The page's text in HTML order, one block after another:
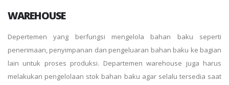
WAREHOUSE
Depertemen yang berfungsi mengelola bahan baku seperti
penerimaan, penyimpanan dan pengeluaran bahan baku ke bagian
lain untuk proses produksi. Departemen warehouse juga harus
melakukan pengelolaan stok bahan baku agar selalu tersedia saat